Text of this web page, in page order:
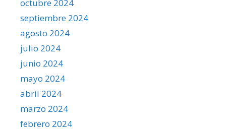
octubre 2024
septiembre 2024
agosto 2024
julio 2024
junio 2024
mayo 2024
abril 2024
marzo 2024
febrero 2024